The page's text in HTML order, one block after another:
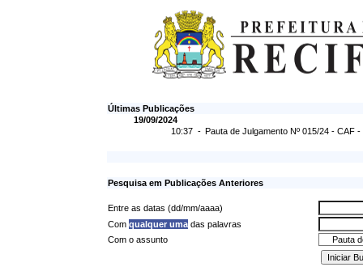
Últimas Publicações
19/09/2024
10:37 - Pauta de Julgamento Nº 015/24 - CAF -
Pesquisa em Publicações Anteriores
Entre as datas (dd/mm/aaaa)
Com qualquer uma das palavras
Com o assunto